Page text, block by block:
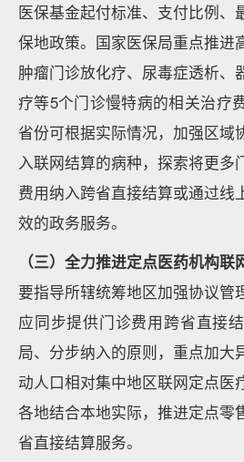
医保基金起付标准、支付比例、
保地政策。国家医保局重点推进
肿瘤门诊放化疗、尿毒症透析、
疗等5个门诊慢特病的相关治疗
省份可根据实际情况，加强区域
入联网结算的病种，探索将更多
费用纳入跨省直接结算或通过线
效的政务服务。
（三）全力推进定点医药机构联
要指导所辖统筹地区加强协议管
应同步提供门诊费用跨省直接
局、分步纳入的原则，重点加大
动人口相对集中地区联网定点医
各地结合本地实际，推进定点零
省直接结算服务。